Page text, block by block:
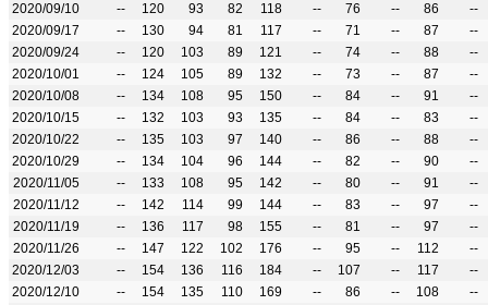
2020/09/10
-- 120 93 82 118 -- 76 -- 86
--
2020/09/17
-- 130 94 81 117 -- 71 -- 87
--
2020/09/24
-- 120 103 89 121 -- 74 -- 88
--
2020/10/01
-- 124 105 89 132 -- 73 -- 87
--
2020/10/08
-- 134 108 95 150 -- 84 -- 91
--
2020/10/15
-- 132 103 93 135 -- 84 -- 83
--
2020/10/22
-- 135 103 97 140 -- 86 -- 88
--
2020/10/29
-- 134 104 96 144 -- 82 -- 90
--
2020/11/05
-- 133 108 95 142 -- 80 -- 91
--
2020/11/12
-- 142 114 99 144 -- 83 -- 97
--
2020/11/19
-- 136 117 98 155 -- 81 -- 97
--
2020/11/26
-- 147 122 102 176 -- 95 -- 112
--
2020/12/03
-- 154 136 116 184 -- 107 -- 117
--
2020/12/10
-- 154 135 110 169 -- 86 -- 108
--